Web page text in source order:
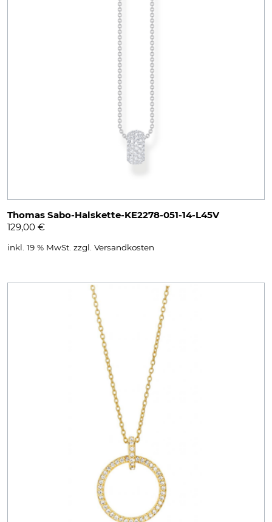
Thomas Sabo-Halskette-KE2278-051-14-L45V
129,00 €
inkl. 19 % MwSt. zzgl. Versandkosten